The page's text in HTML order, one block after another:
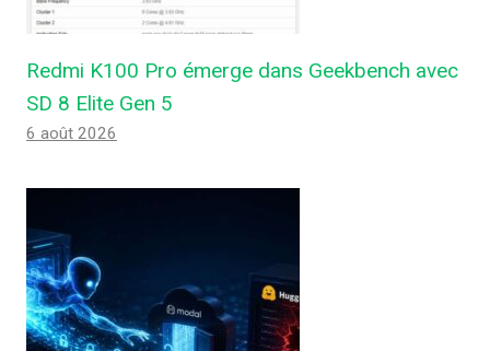
Redmi K100 Pro émerge dans Geekbench avec
SD 8 Elite Gen 5
6 août 2026